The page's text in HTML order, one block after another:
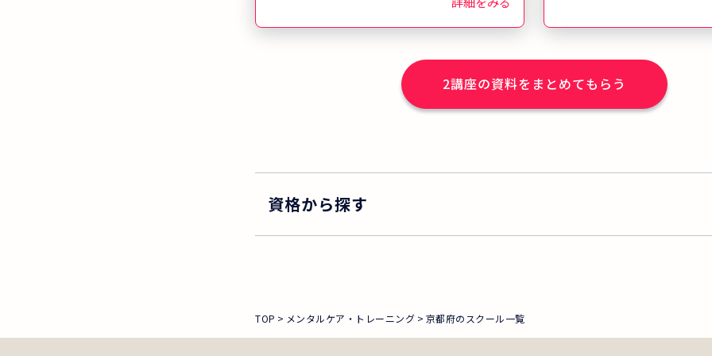
2講座の資料をまとめてもらう
資格から探す
TOP メンタルケア・トレーニング 京都府のスクール一覧